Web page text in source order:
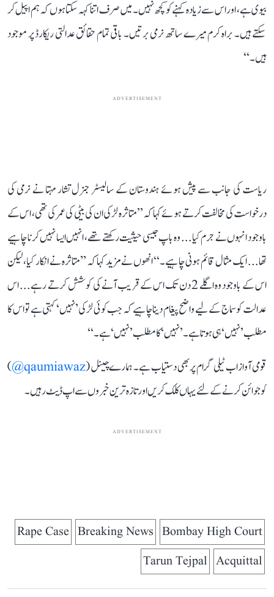
بیوی ہے، اور اس سے زیادہ کہنے کو کچھ نہیں۔ میں صرف اتنا کہہ سکتا ہوں کہ ہم اپیل کر
سکتے ہیں۔ براہ کرم میرے ساتھ نرمی برتیں۔ باقی تمام حقائق عدالتی ریکارڈ پر موجود
ہیں۔‘‘
ADVERTISEMENT
ریاست کی جانب سے پیش ہوئے ہندوستان کے سالیسٹر جنرل تشار مہتا نے نرمی کی
درخواست کی مخالفت کرتے ہوئے کہا کہ ’’متاثرہ لڑکی ان کی بیٹی کی عمر کی تھی، اس کے
باوجود انہوں نے جرم کیا... وہ باپ جیسی حیثیت رکھتے تھے، انہیں ایسا نہیں کرنا چاہیے
تھا... ایک مثال قائم ہونی چاہیے۔‘‘ انھوں نے مزید کہا کہ ’’متاثرہ نے انکار کیا، لیکن
اس کے باوجود وہ اگلے 2 دن تک اس کے قریب آنے کی کوشش کرتے رہے... اس
عدالت کو سماج کے لیے واضح پیغام دینا چاہیے کہ جب کوئی لڑکی ’نہیں‘ کہتی ہے تو اس کا
مطلب ’نہیں‘ ہی ہوتا ہے۔ ’نہیں‘ کا مطلب ’نہیں‘ ہے۔‘‘
قومی آواز اب ٹیلی گرام پر بھی دستیاب ہے۔ ہمارے چینل (qaumiawaz@
)
کو جوائن کرنے کے لئے یہاں کلک کریں اور تازہ ترین خبروں سے اپ ڈیٹ رہیں۔
ADVERTISEMENT
Bombay High Court
Breaking News
Rape Case
Acquittal
Tarun Tejpal